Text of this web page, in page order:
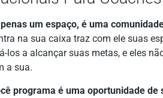
um espaço, é uma
na sua caixa traz com ele suas
los a alcançar suas metas, e eles
a sua.
programa é uma oportunidade de